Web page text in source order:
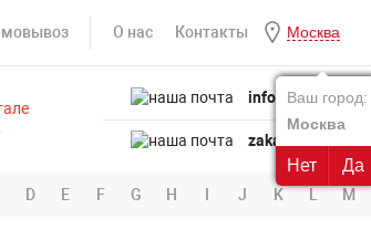
О нас Контакты Москва
Ваш город:
Москва
Нет Да
info@powertool.ru
D E F G H I J K L M